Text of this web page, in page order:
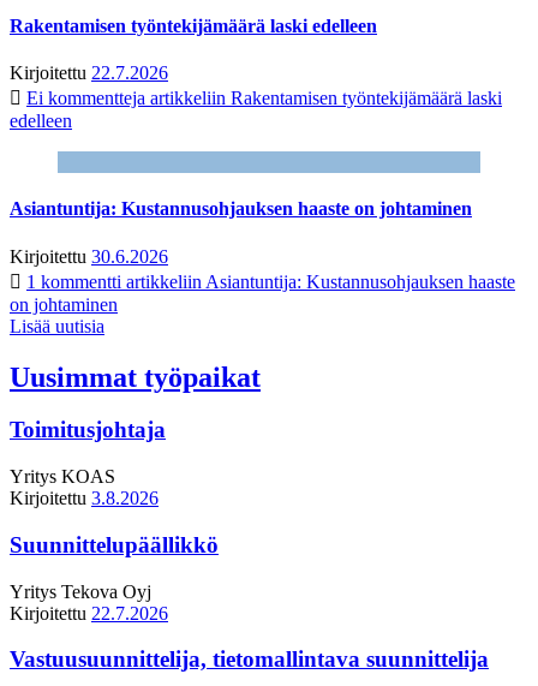
Rakentamisen työntekijämäärä laski edelleen
Kirjoitettu 22.7.2026
Ei kommentteja artikkeliin Rakentamisen työntekijämäärä laski
edelleen
Asiantuntija: Kustannusohjauksen haaste on johtaminen
Kirjoitettu 30.6.2026
1 kommentti artikkeliin Asiantuntija: Kustannusohjauksen haaste
on johtaminen
Lisää uutisia
Uusimmat työpaikat
Toimitusjohtaja
Yritys KOAS
Kirjoitettu 3.8.2026
Suunnittelupäällikkö
Yritys Tekova Oyj
Kirjoitettu 22.7.2026
Vastuusuunnittelija, tietomallintava suunnittelija